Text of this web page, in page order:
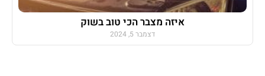
איזה מצבר הכי טוב בשוק
דצמבר 5, 2024